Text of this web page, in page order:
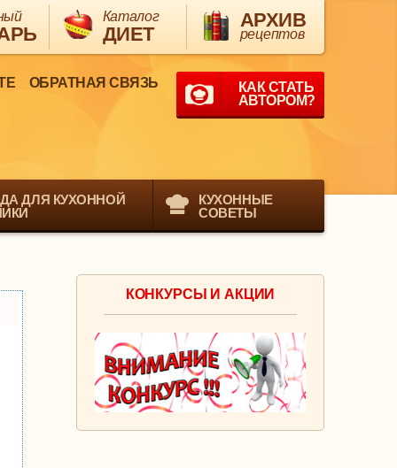
Каталог
ДИЕТ
АРХИВ
рецептов
КАК СТАТЬ
АВТОРОМ?
ОБРАТНАЯ СВЯЗЬ
КУХОННЫЕ
СОВЕТЫ
ДЛЯ КУХОННОЙ
КОНКУРСЫ И АКЦИИ